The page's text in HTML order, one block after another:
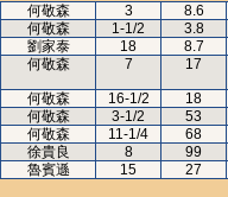
何敬森 3 8.6
何敬森 1-1/2 3.8
劉家泰 18 8.7
何敬森 7 17
何敬森 16-1/2 18
何敬森 3-1/2 53
何敬森 11-1/4 68
徐貴良 8 99
魯賓遜 15 27